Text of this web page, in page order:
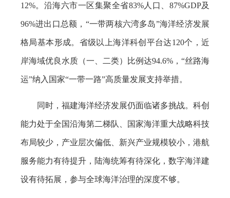
12%。沿海六市一区集聚全省83%人口、87%GDP及
96%进出口总额，“一带两核六湾多岛”海洋经济发展
格局基本形成。省级以上海洋科创平台达120个，近
岸海域优良水质（一、二类）比例达94.6%，“丝路海
运”纳入国家“一带一路”高质量发展支持举措。
同时，福建海洋经济发展仍面临诸多挑战。科创
能力处于全国沿海第二梯队、国家海洋重大战略科技
布局较少，产业层次偏低、新兴产业规模较小，港航
服务能力有待提升，陆海统筹有待深化，数字海洋建
设有待拓展，参与全球海洋治理的深度不够。